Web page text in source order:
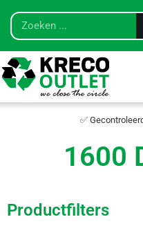
✅
1600
Productfilters